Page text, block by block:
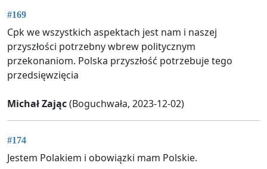
#169
Cpk we wszystkich aspektach jest nam i naszej
przyszłości potrzebny wbrew politycznym
przekonaniom. Polska przyszłość potrzebuje tego
przedsięwzięcia
Michał Zając(Boguchwała, 2023-12-02)
#174
Jestem Polakiem i obowiązki mam Polskie.